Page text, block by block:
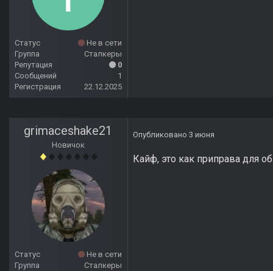
Статус
Не в сети
Группа
Сталкеры
Репутация
0
Сообщений
1
Регистрация
22.12.2025
grimaceshake21
Новичок
Статус
Не в сети
Группа
Сталкеры
Опубликовано 3 июня
Кайф, это как приправа для